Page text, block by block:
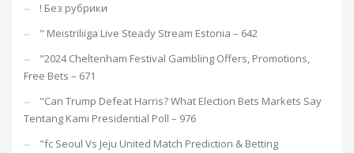
! Без рубрики
"️ Meistriliiga Live Steady Stream Estonia – 642
"2024 Cheltenham Festival Gambling Offers, Promotions,
Free Bets – 671
"Can Trump Defeat Harris? What Election Bets Markets Say
Tentang Kami Presidential Poll – 976
"fc Seoul Vs Jeju United Match Prediction & Betting